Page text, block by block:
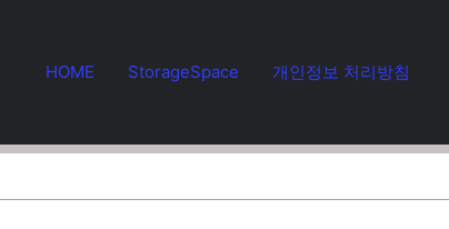
HOME StorageSpace 개인정보 처리방침